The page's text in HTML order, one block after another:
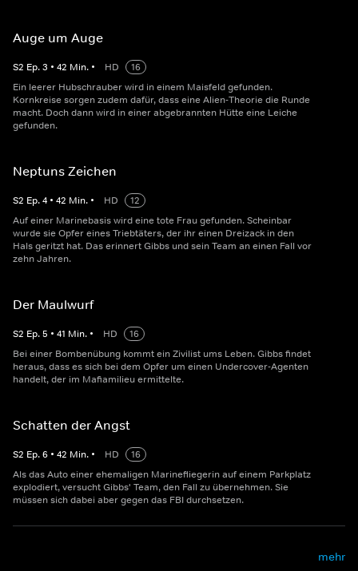
Auge um Auge
S2 Ep.3 • 42 Min. • HD
16
Ein leerer Hubschrauber wird in einem Maisfeld gefunden.
Kornkreise sorgen zudem dafür, dass eine Alien-Theorie die Runde
macht. Doch dann wird in einer abgebrannten Hütte eine Leiche
gefunden.
Neptuns Zeichen
S2 Ep.4 • 42 Min. • HD
12
Auf einer Marinebasis wird eine tote Frau gefunden. Scheinbar
wurde sie Opfer eines Triebtäters, der ihr einen Dreizack in den
Hals geritzt hat. Das erinnert Gibbs und sein Team an einen Fall vor
zehn Jahren.
Der Maulwurf
S2 Ep.5 • 41 Min. • HD
16
Bei einer Bombenübung kommt ein Zivilist ums Leben. Gibbs findet
heraus, dass es sich bei dem Opfer um einen Undercover-Agenten
handelt, der im Mafiamilieu ermittelte.
Schatten der Angst
S2 Ep.6 • 42 Min. • HD
16
Als das Auto einer ehemaligen Marinefliegerin auf einem Parkplatz
explodiert, versucht Gibbs' Team, den Fall zu übernehmen. Sie
müssen sich dabei aber gegen das FBI durchsetzen.
mehr